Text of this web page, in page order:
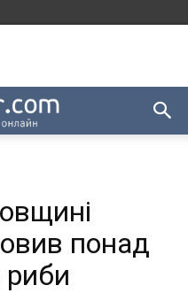
понад
риби